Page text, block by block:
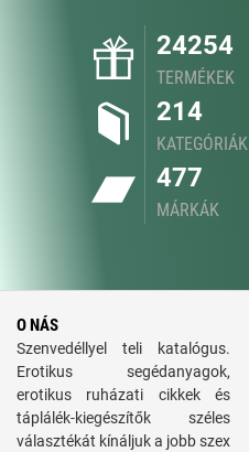
24254
TERMÉKEK
214
KATEGÓRIÁK
477
MÁRKÁK
O NÁS
Szenvedéllyel teli katalógus.
Erotikus segédanyagok,
erotikus ruházati cikkek és
táplálék-kiegészítők széles
választékát kínáljuk a jobb szex